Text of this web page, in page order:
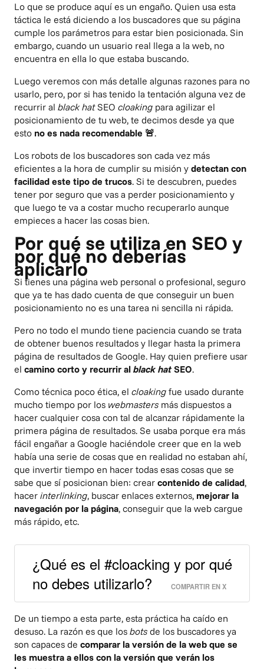
Lo que se produce aquí es un engaño. Quien usa esta
táctica le está diciendo a los buscadores que su página
cumple los parámetros para estar bien posicionada. Sin
embargo, cuando un usuario real llega a la web, no
encuentra en ella lo que estaba buscando.
Luego veremos con más detalle algunas razones para no
usarlo, pero, por si has tenido la tentación alguna vez de
recurrir al black hatSEO cloaking para agilizar el
posicionamiento de tu web, te decimos desde ya que
esto no es nada recomendable 🚨.
Los robots de los buscadores son cada vez más
eficientes a la hora de cumplir su misión y detectan con
facilidad este tipo de trucos. Si te descubren, puedes
tener por seguro que vas a perder posicionamiento y
que luego te va a costar mucho recuperarlo aunque
empieces a hacer las cosas bien.
Por qué se utiliza en SEO y
por qué no deberías
aplicarlo
Si tienes una página web personal o profesional, seguro
que ya te has dado cuenta de que conseguir un buen
posicionamiento no es una tarea ni sencilla ni rápida.
Pero no todo el mundo tiene paciencia cuando se trata
de obtener buenos resultados y llegar hasta la primera
página de resultados de Google. Hay quien prefiere usar
el camino corto y recurrir al black hatSEO.
Como técnica poco ética, el cloaking fue usado durante
mucho tiempo por los webmasters más dispuestos a
hacer cualquier cosa con tal de alcanzar rápidamente la
primera página de resultados. Se usaba porque era más
fácil engañar a Google haciéndole creer que en la web
había una serie de cosas que en realidad no estaban ahí,
que invertir tiempo en hacer todas esas cosas que se
sabe que sí posicionan bien: crear contenido de calidad,
hacer interlinking, buscar enlaces externos, mejorar la
navegación por la página, conseguir que la web cargue
más rápido, etc.
¿Qué es el #cloacking y por qué
no debes utilizarlo?
COMPARTIR EN X
De un tiempo a esta parte, esta práctica ha caído en
desuso. La razón es que los bots de los buscadores ya
son capaces de comparar la versión de la web que se
les muestra a ellos con la versión que verán los